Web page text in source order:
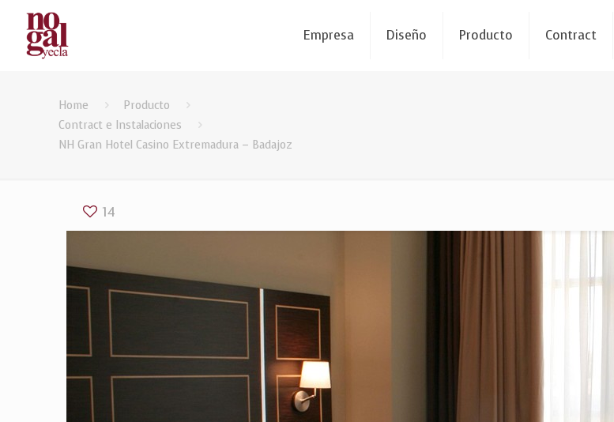
Empresa Diseño Producto Contract
Home
Producto
Contract e Instalaciones
NH Gran Hotel Casino Extremadura – Badajoz
14